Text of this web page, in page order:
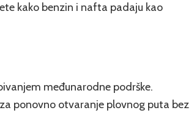
kako benzin i nafta padaju kao
međunarodne podrške.
ponovno otvaranje plovnog puta bez